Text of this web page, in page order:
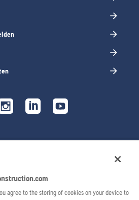
agree to the storing of cookies on your device to